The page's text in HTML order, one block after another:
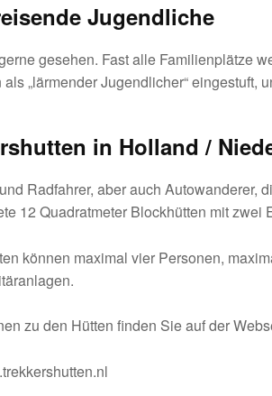
Jugendliche
gesehen. Fast alle Familienplätze
„lärmender Jugendlicher“ eingestuft,
in Holland /
Radfahrer, aber auch Autowanderer,
12 Quadratmeter Blockhütten mit
können maximal vier Personen,
zu den Hütten finden Sie auf der